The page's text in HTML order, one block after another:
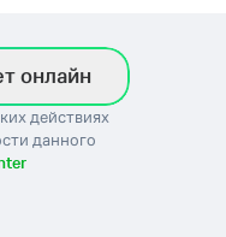
онлайн
действиях
данного